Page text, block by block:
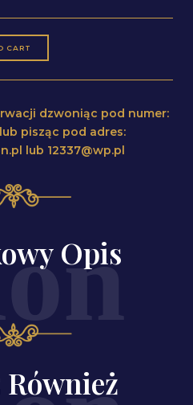
CART
dzwoniąc pod numer:
pisząc pod adres:
lub 12337@wp.pl
Opis
Również